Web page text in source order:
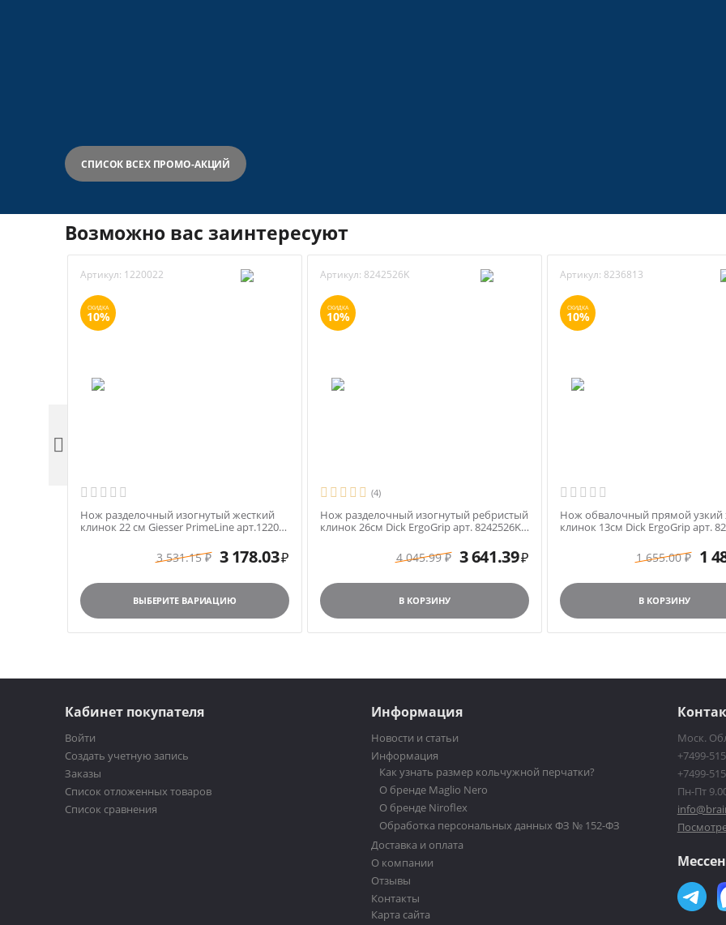
СПИСОК ВСЕХ ПРОМО-АКЦИЙ
Возможно вас заинтересуют
Артикул: 1220022
СКИДКА
10%
Нож разделочный изогнутый жесткий
клинок 22 см Giesser PrimeLine арт.12200-
3 531.15 ₽ 3 178.03₽
ВЫБЕРИТЕ ВАРИАЦИЮ
Артикул: 8242526K
СКИДКА
10%
(4)
Нож разделочный изогнутый ребристый
клинок 26см Dick ErgoGrip арт. 8242526K
4 045.99 ₽ 3 641.39₽
В КОРЗИНУ
Артикул: 8236813
СКИДКА
10%
Нож обвалочный прямой узкий
клинок 13см Dick ErgoGrip арт.
1 655.00 ₽ 1
В КОРЗИНУ

Кабинет покупателя
Войти
Создать учетную запись
Заказы
Список отложенных товаров
Список сравнения
Информация
Новости и статьи
Информация
Как узнать размер кольчужной перчатки?
О бренде Maglio Nero
О бренде Niroflex
Обработка персональных данных ФЗ № 152-ФЗ
Доставка и оплата
О компании
Отзывы
Контакты
Карта сайта
Моск.
+7499-
+7499-
Пн-Пт